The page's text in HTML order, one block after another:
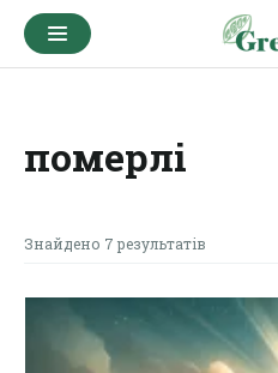
померлі
Знайдено 7 результатів